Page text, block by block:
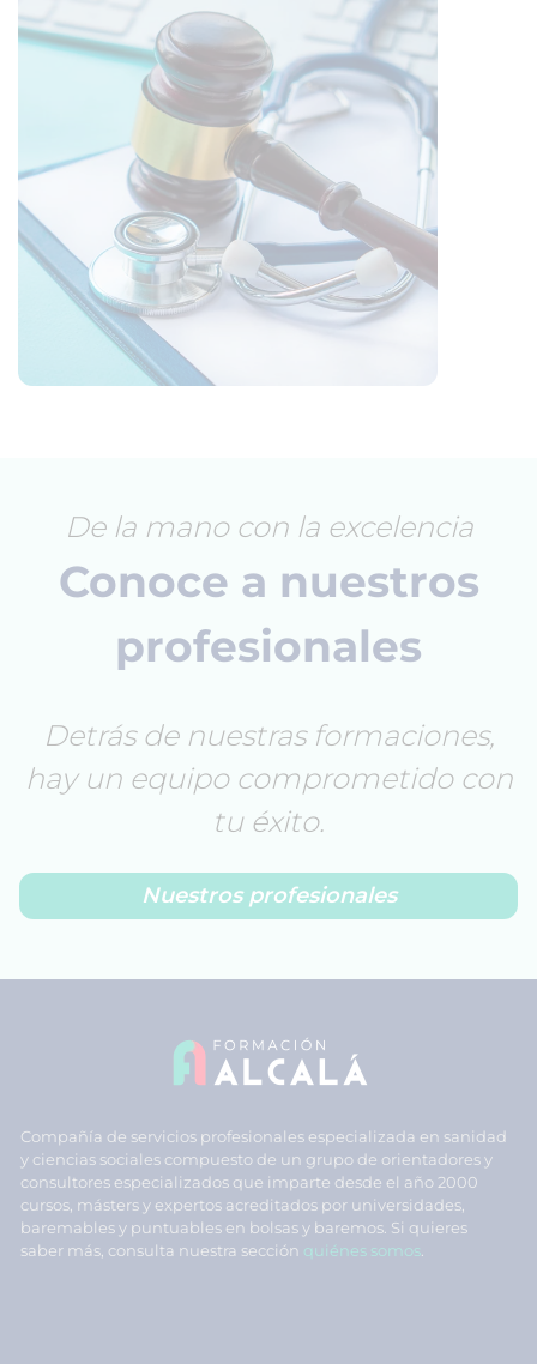
De la mano con la excelencia
Conoce a nuestros
profesionales
Detrás de nuestras formaciones,
hay un equipo comprometido con
tu éxito.
Nuestros profesionales
Compañía de servicios profesionales especializada en sanidad
y ciencias sociales compuesto de un grupo de orientadores y
consultores especializados que imparte desde el año 2000
cursos, másters y expertos acreditados por universidades,
baremables y puntuables en bolsas y baremos. Si quieres
saber más, consulta nuestra sección quiénes somos